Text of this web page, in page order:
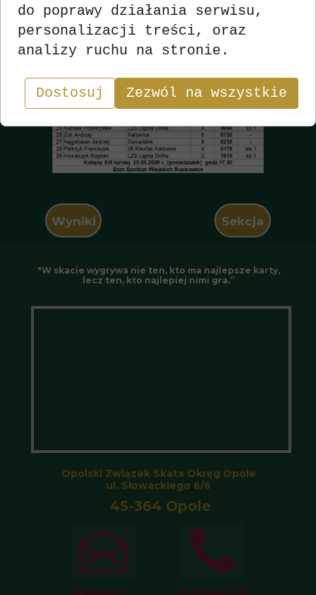
Wyniki Sekcja
"W skacie wygrywa nie ten, kto ma najlepsze karty,
lecz ten, kto najlepiej nimi gra.”
Opolski Związek Skata Okręg Opole
ul. Słowackiego 6/6
45-364 Opole
do poprawy działania serwisu,
personalizacji treści, oraz
analizy ruchu na stronie.
Dostosuj Zezwól na wszystkie